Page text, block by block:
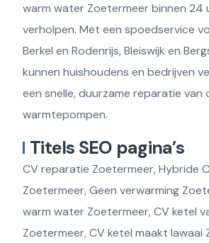
warm water Zoetermeer binnen 24
verholpen. Met een spoedservice
Berkel en Rodenrijs, Bleiswijk en
kunnen huishoudens en bedrijven
een snelle, duurzame reparatie van
warmtepompen.
Titels SEO pagina’s
CV reparatie Zoetermeer, Hybride
Zoetermeer, Geen verwarming
warm water Zoetermeer, CV ketel
Zoetermeer, CV ketel maakt lawaai